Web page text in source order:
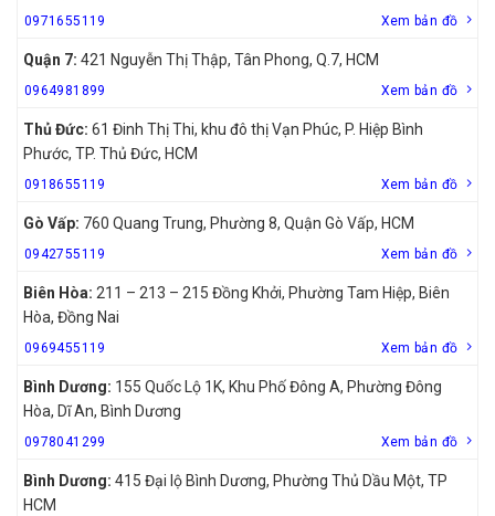
0971655119 Xem bản đồ
Quận 7: 421 Nguyễn Thị Thập, Tân Phong, Q.7, HCM
0964981899 Xem bản đồ
Thủ Đức: 61 Đinh Thị Thi, khu đô thị Vạn Phúc, P. Hiệp Bình
Phước, TP. Thủ Đức, HCM
0918655119 Xem bản đồ
Gò Vấp: 760 Quang Trung, Phường 8, Quận Gò Vấp, HCM
0942755119 Xem bản đồ
Biên Hòa: 211 – 213 – 215 Đồng Khởi, Phường Tam Hiệp, Biên
Hòa, Đồng Nai
0969455119 Xem bản đồ
Bình Dương: 155 Quốc Lộ 1K, Khu Phố Đông A, Phường Đông
Hòa, Dĩ An, Bình Dương
0978041299 Xem bản đồ
Bình Dương: 415 Đại lộ Bình Dương, Phường Thủ Dầu Một, TP
HCM